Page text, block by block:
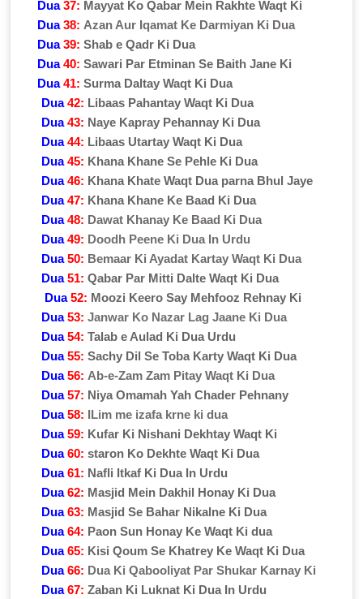
Dua 37: Mayyat Ko Qabar Mein Rakhte Waqt Ki
Dua 38: Azan Aur Iqamat Ke Darmiyan Ki Dua
Dua 39: Shab e Qadr Ki Dua
Dua 40: Sawari Par Etminan Se Baith Jane Ki
Dua41: Surma Daltay Waqt Ki Dua
Dua 42: Libaas Pahantay Waqt Ki Dua
Dua 43: Naye Kapray Pehannay Ki Dua
Dua 44: Libaas Utartay Waqt Ki Dua
Dua 45: Khana Khane Se Pehle Ki Dua
Dua 46: Khana Khate Waqt Dua parna Bhul Jaye
Dua 47: Khana Khane Ke Baad Ki Dua
Dua 48: Dawat Khanay Ke Baad Ki Dua
Dua 49: Doodh Peene Ki Dua In Urdu
Dua 50: Bemaar Ki Ayadat Kartay Waqt Ki Dua
Dua 51: Qabar Par Mitti Dalte Waqt Ki Dua
Dua 52: Moozi Keero Say Mehfooz Rehnay Ki
Dua 53: Janwar Ko Nazar Lag Jaane Ki Dua
Dua 54: Talab e Aulad Ki Dua Urdu
Dua 55: Sachy Dil Se Toba Karty Waqt Ki Dua
Dua 56: Ab-e-Zam Zam Pitay Waqt Ki Dua
Dua 57: Niya Omamah Yah Chader Pehnany
Dua 58: ILim me izafa krne ki dua
Dua 59: Kufar Ki Nishani Dekhtay Waqt Ki
Dua 60: staron Ko Dekhte Waqt Ki Dua
Dua 61: Nafli Itkaf Ki Dua In Urdu
Dua 62: Masjid Mein Dakhil Honay Ki Dua
Dua 63: Masjid Se Bahar Nikalne Ki Dua
Dua 64: Paon Sun Honay Ke Waqt Ki dua
Dua 65: Kisi Qoum Se Khatrey Ke Waqt Ki Dua
Dua 66: Dua Ki Qabooliyat Par Shukar Karnay Ki
Dua 67: Zaban Ki Luknat Ki Dua In Urdu